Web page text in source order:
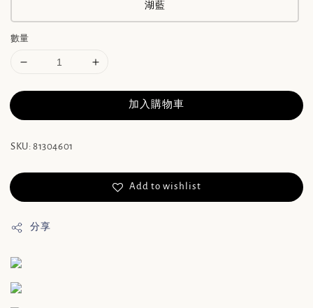
湖藍
數量
加入購物車
SKU: 81304601
Add to wishlist
分享